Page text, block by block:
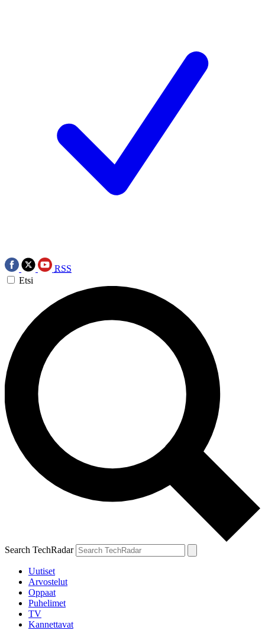
RSS
Etsi
Search TechRadar
Uutiset
Arvostelut
Oppaat
Puhelimet
TV
Kannettavat